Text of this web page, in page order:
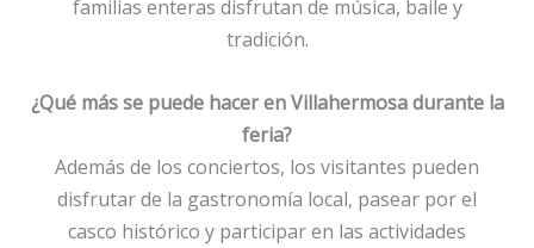
familias enteras disfrutan de música, baile y
tradición.
¿Qué más se puede hacer en Villahermosa durante la
feria?
Además de los conciertos, los visitantes pueden
disfrutar de la gastronomía local, pasear por el
casco histórico y participar en las actividades